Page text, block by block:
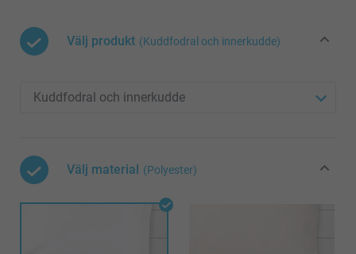
Välj produkt (Kuddfodral och innerkudde)
Välj material (Polyester)